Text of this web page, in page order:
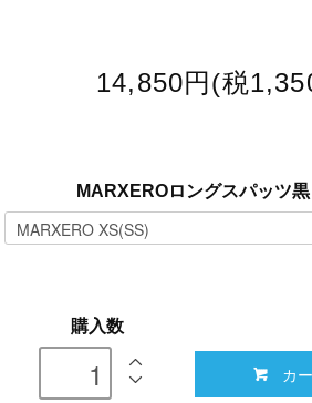
14,850円(税
MARXEROロングスパッツ
購入数
カ